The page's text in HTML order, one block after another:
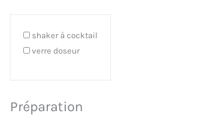
shaker à cocktail
verre doseur
Préparation